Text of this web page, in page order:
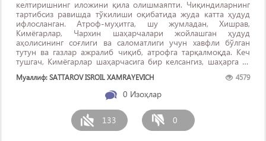
келтиришнинг иложини қила олишмаяпти. Чиқиндиларнинг
тартибсиз равишда тўкилиши оқибатида жуда катта ҳудуд
ифлосланган. Атроф-муҳитга, шу жумладан, Хишрав,
Кимёгарлар, Чархин шаҳарчалари жойлашган ҳудуд
аҳолисининг соғлиги ва саломатлиги учун хавфли бўлган
тутун ва газлар ажралиб чиқиб, атрофга тарқалмоқда. Кеч
тушгач, Кимёгарлар шаҳарчасига бир келсангиз, шаҳарга ўт
қопланган бўлади. Деразаларни очиқ қолдирсангиз, ...
Муаллиф: SATTAROV ISROIL XAMRAYEVICH 4579
0 Изоҳлар
133 0